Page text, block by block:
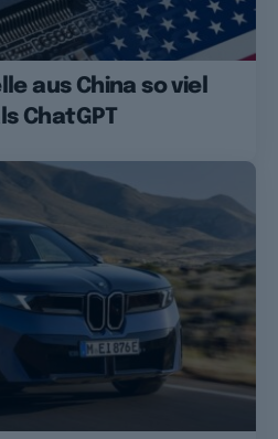
aus China so viel
ChatGPT